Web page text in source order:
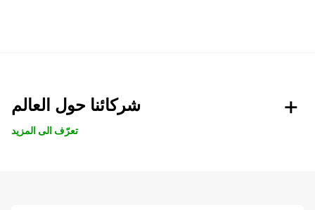
شركائنا حول العالم
تعرّف الى المزيد